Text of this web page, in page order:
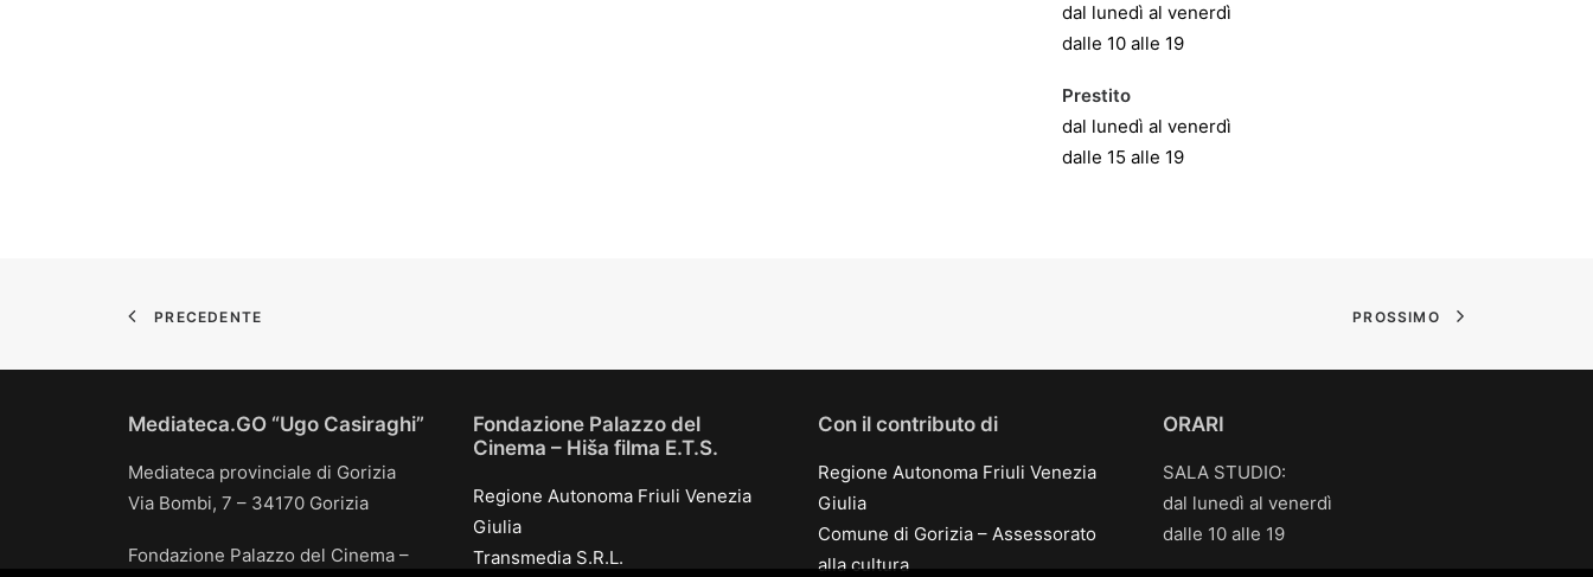
dal lunedì al venerdì
dalle 10 alle 19
Prestito
dal lunedì al venerdì
dalle 15 alle 19
PRECEDENTE PROSSIMO
Mediateca.GO “Ugo Casiraghi”
Mediateca provinciale di Gorizia
Via Bombi, 7 – 34170 Gorizia
Fondazione Palazzo del Cinema –
Fondazione Palazzo del
Cinema – Hiša filma E.T.S.
Regione Autonoma Friuli Venezia
Giulia
Transmedia S.R.L.
Con il contributo di
Regione Autonoma Friuli Venezia
Giulia
Comune di Gorizia – Assessorato
alla cultura
ORARI
SALA STUDIO:
dal lunedì al venerdì
dalle 10 alle 19